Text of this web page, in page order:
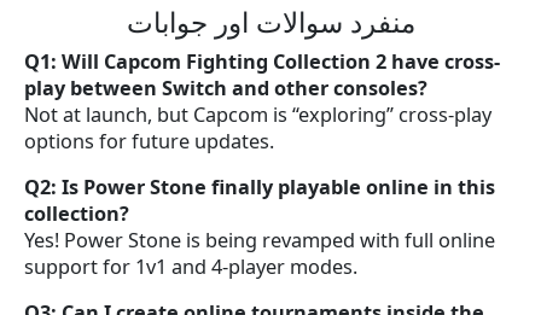
منفرد سوالات اور جوابات
Q1: Will Capcom Fighting Collection 2 have cross-
play between Switch and other consoles?
Not at launch, but Capcom is “exploring” cross-play
options for future updates.
Q2: Is Power Stone finally playable online in this
collection?
Yes! Power Stone is being revamped with full online
support for 1v1 and 4-player modes.